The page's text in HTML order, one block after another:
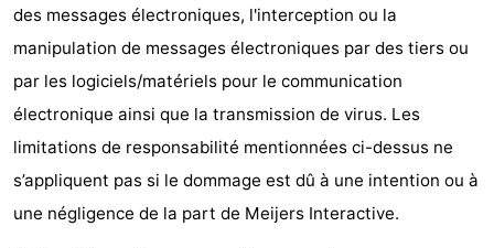
Monuments
-
Églises
Points
vue
Attractions
Croisières
-
des messages électroniques, l'interception ou la
manipulation de messages électroniques par des tiers ou
par les logiciels/matériels pour le communication
électronique ainsi que la transmission de virus. Les
limitations de responsabilité mentionnées ci-dessus ne
s’appliquent pas si le dommage est dû à une intention ou à
une négligence de la part de Meijers Interactive.